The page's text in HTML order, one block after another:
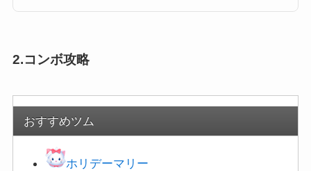
2.コンボ攻略
おすすめツム
ホリデーマリー